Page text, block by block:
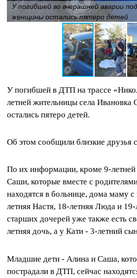
У погибшей во вчерашней аварии
женщины остались пятеро детей
У погибшей в ДТП на трассе
летней жительницы села Ивановка
остались пятеро детей.
Об этом сообщили близкие друзья
По их информации, кроме 9-
Саши, которые вместе с
находятся в больнице, дома маму
летняя Настя, 18-летняя Люда и
старших дочерей уже также есть
летняя дочь, а у Кати - 3-летний
Младшие дети - Алина и Саша,
пострадали в ДТП, сейчас